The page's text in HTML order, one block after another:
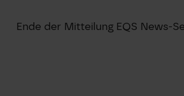
Ende der Mitteilung EQS News-